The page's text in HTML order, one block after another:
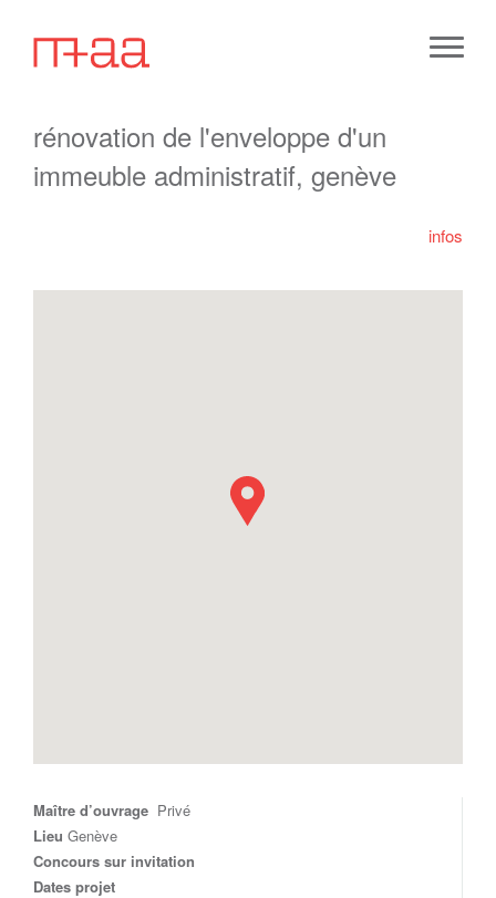
rénovation de l'enveloppe d'un
immeuble administratif, genève
infos
Maître d’ouvrage Privé
Lieu Genève
Concours sur invitation
Dates projet